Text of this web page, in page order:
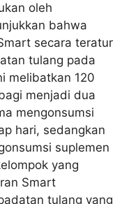
oleh
bahwa
secara teratur
tulang pada
melibatkan 120
menjadi dua
mengonsumsi
hari, sedangkan
suplemen
yang
Smart
tulang yang